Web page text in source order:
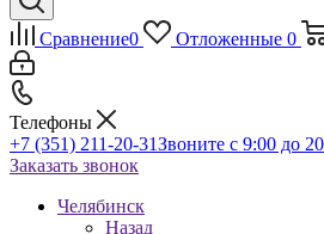
Сравнение0 Отложенные 0
Телефоны
+7 (351) 211-20-31Звоните с 9:00 до
Заказать звонок
Челябинск
Назад